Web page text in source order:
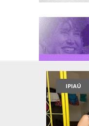
IPIAÚ